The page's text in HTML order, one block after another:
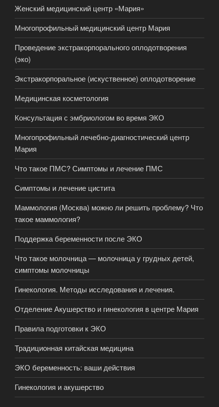
Женский медицинский центр «Мария»
Многопрофильный медицинский центр Мария
Проведение экстракорпорального оплодотворения
(эко)
Экстракорпоральное (искуственное) оплодотворение
Медицинская косметология
Консультация с эмбриологом во время ЭКО
Многопрофильный лечебно-диагностический центр
Мария
Что такое ПМС? Симптомы и лечение ПМС
Симптомы и лечение цистита
Маммология (Москва) можно ли решить проблему? Что
такое маммология?
Поддержка беременности после ЭКО
Что такое молочница — молочница у грудных детей,
симптомы молочницы
Гинекология. Методы исследования и лечения.
Отделение Акушерство и гинекология в центре Мария
Правила подготовки к ЭКО
Традиционная китайская медицина
ЭКО беременность: ваши действия
Гинекология и акушерство